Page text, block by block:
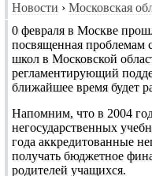
Новости › Московская
0 февраля в Москве
посвященная проблемам
школ в Московской
регламентирующий
ближайшее время будет
Напомним, что в 2004
негосударственных
года аккредитованные
получать бюджетное
родителей учащихся.